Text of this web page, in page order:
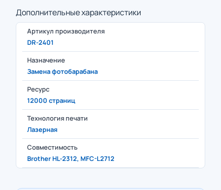
Дополнительные характеристики
Артикул производителя
DR-2401
Назначение
Замена фотобарабана
Ресурс
12000 страниц
Технология печати
Лазерная
Совместимость
Brother HL-2312, MFC-L2712